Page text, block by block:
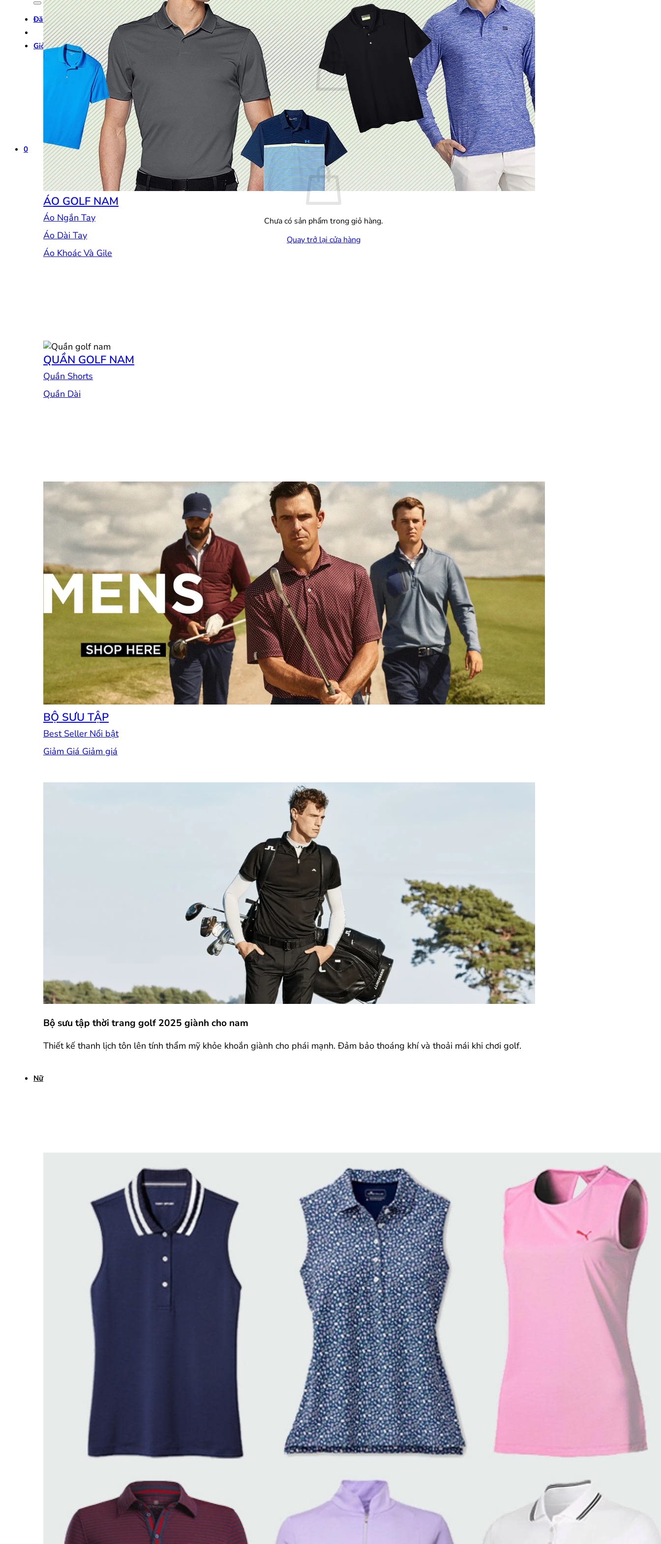
Đăng nhập
Giỏ hàng /0₫ 0
Chưa có sản phẩm trong giỏ hàng.
Quay trở lại cửa hàng
0
Giỏ hàng
Chưa có sản phẩm trong giỏ hàng.
Quay trở lại cửa hàng
ÁO GOLF NAM
Áo Ngắn Tay
Áo Dài Tay
Áo Khoác Và Gile
QUẦN GOLF NAM
Quần Shorts
Quần Dài
BỘ SƯU TẬP
Best Seller
Giảm Giá
Bộ sưu tập thời trang golf 2025 giành cho nam
Thiết kế thanh lịch tôn lên tính thẩm mỹ khỏe khoắn giành cho phái mạnh. Đảm bảo thoáng khí và thoải mái khi chơi golf.
Nữ